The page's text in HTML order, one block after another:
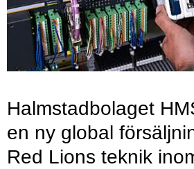
Halmstadbolaget
en ny global
Red Lions teknik